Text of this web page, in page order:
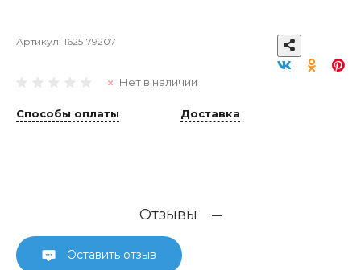
Артикул: 1625179207
Нет в наличии
Способы оплаты Доставка
Отзывы
Оставить отзыв